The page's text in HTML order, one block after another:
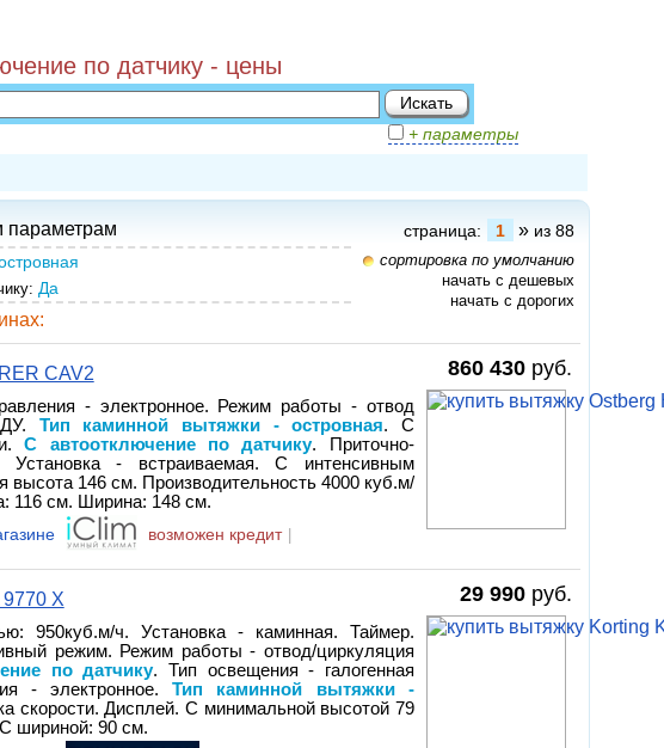
по датчику - цены
+ параметры
страница: 1 » из 88
сортировка по умолчанию
начать с дешевых
начать с дорогих
параметрам
Да
860 430руб.
CAV2
- электронное. Режим работы - отвод
Тип каминной вытяжки - островная. С
С автоотключение по датчику. Приточно-
Установка - встраиваемая. С интенсивным
146 см. Производительность 4000 куб.м/
116 см. Ширина: 148 см.
возможен кредит
29 990руб.
X
950куб.м/ч. Установка - каминная. Таймер.
режим. Режим работы - отвод/циркуляция
по датчику. Тип освещения - галогенная
- электронное.Тип каминной вытяжки -
скорости. Дисплей. С минимальной высотой 79
шириной: 90 см.